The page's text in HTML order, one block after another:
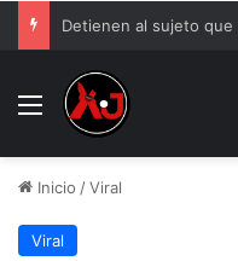
Menu
Inicio /Viral
Viral